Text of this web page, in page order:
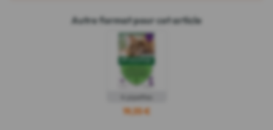
Autre format pour cet article
19,35 €